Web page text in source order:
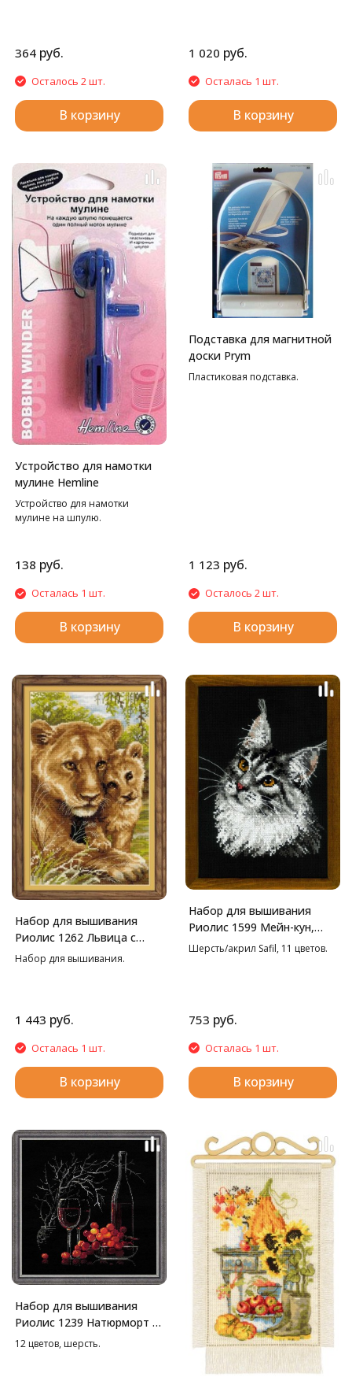
364 руб.
Осталось 2 шт.
В корзину
1 020 руб.
Осталась 1 шт.
В корзину
Устройство для намотки
мулине Hemline
Устройство для намотки
мулине на шпулю.
138 руб.
Осталась 1 шт.
В корзину
Подставка для магнитной
доски Prym
Пластиковая подставка.
1 123 руб.
Осталось 2 шт.
В корзину
Набор для вышивания
Риолис 1262 Львица с
львенком, 22*38 см
Набор для вышивания.
1 443 руб.
Осталась 1 шт.
В корзину
Набор для вышивания
Риолис 1599 Мейн-кун,
21*30 см
Шерсть/акрил Safil, 11 цветов.
753 руб.
Осталась 1 шт.
В корзину
Набор для вышивания
Риолис 1239 Натюрморт с
красным вином, 30*30 см
12 цветов, шерсть.